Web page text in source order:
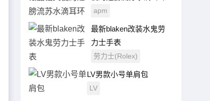
apm
最新blaken改装水鬼劳
力士手表
劳力士(Rolex)
LV男款小号单肩包
LV